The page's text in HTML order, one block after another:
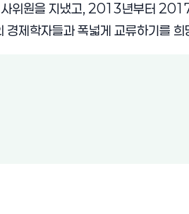
위원을 지냈고, 2013년부터
경제학자들과 폭넓게 교류하기를 희